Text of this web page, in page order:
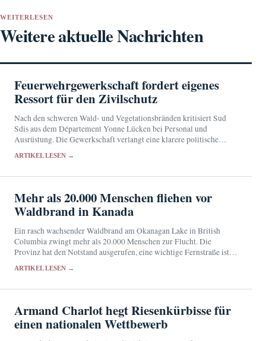
WEITERLESEN
Weitere aktuelle Nachrichten
Feuerwehrgewerkschaft fordert eigenes
Ressort für den Zivilschutz
Nach den schweren Wald- und Vegetationsbränden kritisiert Sud
Sdis aus dem Département Yonne Lücken bei Personal und
Ausrüstung. Die Gewerkschaft verlangt eine klarere politische
ARTIKEL LESEN →
Mehr als 20.000 Menschen fliehen vor
Waldbrand in Kanada
Ein rasch wachsender Waldbrand am Okanagan Lake in British
Columbia zwingt mehr als 20.000 Menschen zur Flucht. Die
Provinz hat den Notstand ausgerufen, eine wichtige Fernstraße ist
ARTIKEL LESEN →
Armand Charlot hegt Riesenkürbisse für
einen nationalen Wettbewerb